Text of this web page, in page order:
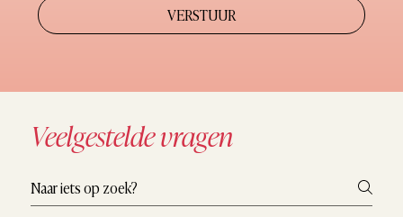
VERSTUUR
Veelgestelde vragen